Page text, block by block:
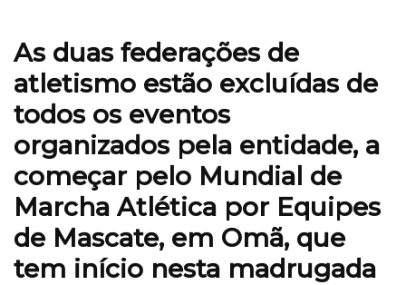
As duas federações de
atletismo estão excluídas de
todos os eventos
organizados pela entidade, a
começar pelo Mundial de
Marcha Atlética por Equipes
de Mascate, em Omã, que
tem início nesta madrugada